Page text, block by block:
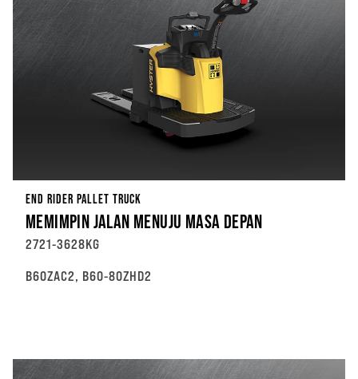
END RIDER PALLET TRUCK
MEMIMPIN JALAN MENUJU MASA DEPAN
2721-3628KG
B60ZAC2, B60-80ZHD2